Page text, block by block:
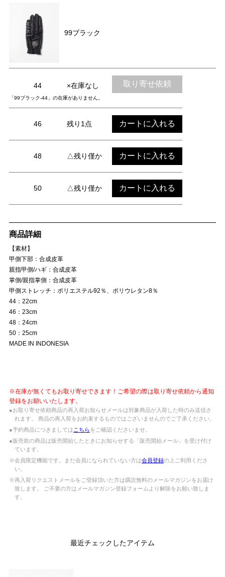
99ブラック
44 ×在庫なし 取り寄せ依頼
「99ブラック-44」の在庫がありません。
46 残り1点 カートに入れる
48 △残り僅か カートに入れる
50 △残り僅か カートに入れる
商品詳細
【素材】
甲側下部：合成皮革
親指甲側/ハギ：合成皮革
掌側/親指掌側：合成皮革
甲側ストレッチ：ポリエステル92％、ポリウレタン8％
44：22cm
46：23cm
48：24cm
50：25cm
MADE IN INDONESIA
※在庫が無くてもお取り寄せできます！ご希望の際は取り寄せ依頼から通知
登録をお願いいたします。
●お取り寄せ依頼商品の再入荷お知らせメールは対象商品が入荷した時のみ送信さ
れます。 商品の再入荷をお約束するものではございませんのでご了承ください。
●予約商品につきましては こちらをご確認くださいませ。
●販売前の商品は販売開始したときにお知らせする「販売開始メール」を受け付け
ています。
※会員限定機能です。まだ会員になられていない方は会員登録の上ご利用くださ
い。
※再入荷リクエストメールをご登録頂いた方は購読無料のメールマガジンをお届け
致します。 ご不要の方はメールマガジン登録フォームより解除をお願い致しま
す。
最近チェックしたアイテム